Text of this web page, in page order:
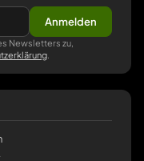
Anmelden
Newsletters zu,